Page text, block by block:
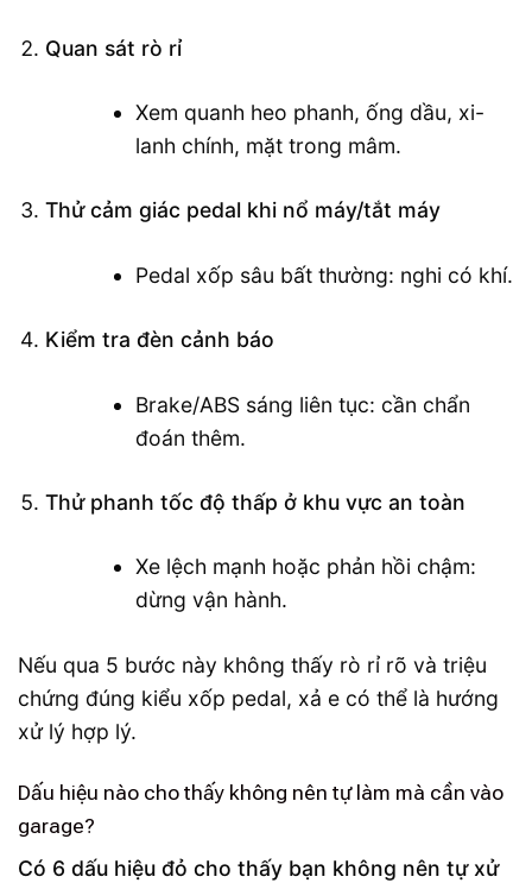
Quan sát rò rỉ
Xem quanh heo phanh, ống dầu, xi-
lanh chính, mặt trong mâm.
Thử cảm giác pedal khi nổ máy/tắt máy
Pedal xốp sâu bất thường: nghi có khí.
Kiểm tra đèn cảnh báo
Brake/ABS sáng liên tục: cần chẩn
đoán thêm.
Thử phanh tốc độ thấp ở khu vực an toàn
Xe lệch mạnh hoặc phản hồi chậm:
dừng vận hành.
Nếu qua 5 bước này không thấy rò rỉ rõ và triệu
chứng đúng kiểu xốp pedal, xả e có thể là hướng
xử lý hợp lý.
Dấu hiệu nào cho thấy không nên tự làm mà cần vào
garage?
Có 6 dấu hiệu đỏ cho thấy bạn không nên tự xử